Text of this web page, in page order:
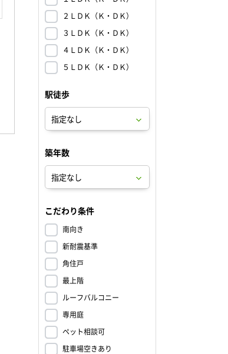
２ＬＤＫ（Ｋ・ＤＫ）
３ＬＤＫ（Ｋ・ＤＫ）
４ＬＤＫ（Ｋ・ＤＫ）
５ＬＤＫ（Ｋ・ＤＫ）
駅徒歩
築年数
こだわり条件
南向き
新耐震基準
角住戸
最上階
ルーフバルコニー
専用庭
ペット相談可
駐車場空きあり